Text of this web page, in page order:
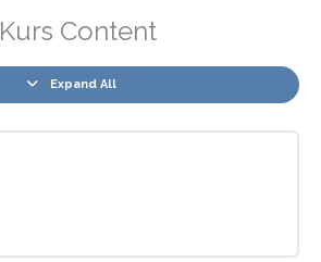
Kurs Content
Expand All